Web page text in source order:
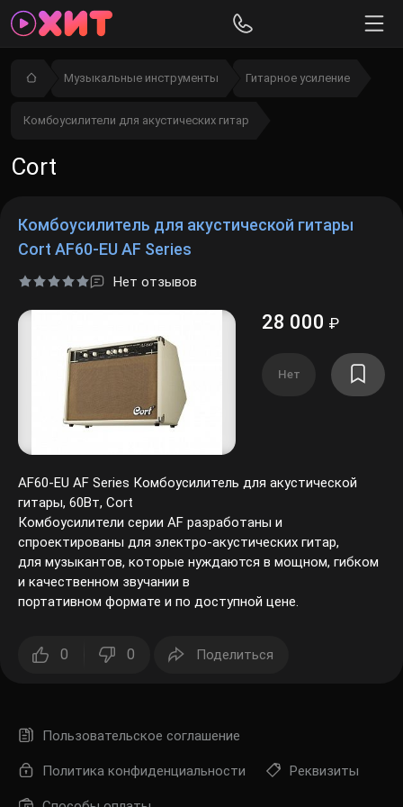
Музыкальные инструменты Гитарное усиление
Комбоусилители для акустических гитар
Cort
Комбоусилитель для акустической гитары
Cort AF60-EU AF Series
Нет отзывов
28 000 ₽
Нет
AF60-EU AF Series Комбоусилитель для акустической
гитары, 60Вт, Cort
Комбоусилители серии AF разработаны и
спроектированы для электро-акустических гитар,
для музыкантов, которые нуждаются в мощном, гибком
и качественном звучании в
портативном формате и по доступной цене.
0 0 Поделиться
Пользовательское соглашение
Политика конфиденциальности Реквизиты